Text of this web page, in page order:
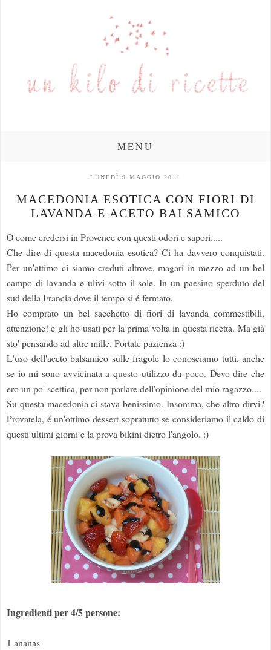
MENU
LUNEDÌ 9 MAGGIO 2011
MACEDONIA ESOTICA CON FIORI DI
LAVANDA E ACETO BALSAMICO
O come credersi in Provence con questi odori e sapori.....
Che dire di questa macedonia esotica? Ci ha davvero conquistati.
Per un'attimo ci siamo creduti altrove, magari in mezzo ad un bel
campo di lavanda e ulivi sotto il sole. In un paesino sperduto del
sud della Francia dove il tempo si é fermato.
Ho comprato un bel sacchetto di fiori di lavanda commestibili,
attenzione! e gli ho usati per la prima volta in questa ricetta. Ma già
sto' pensando ad altre mille. Portate pazienza :)
L'uso dell'aceto balsamico sulle fragole lo conosciamo tutti, anche
se io mi sono avvicinata a questo utilizzo da poco. Devo dire che
ero un po' scettica, per non parlare dell'opinione del mio ragazzo....
Su questa macedonia ci stava benissimo. Insomma, che altro dirvi?
Provatela, é un'ottimo dessert sopratutto se consideriamo il caldo di
questi ultimi giorni e la prova bikini dietro l'angolo. :)
Ingredienti per 4/5 persone:
1 ananas